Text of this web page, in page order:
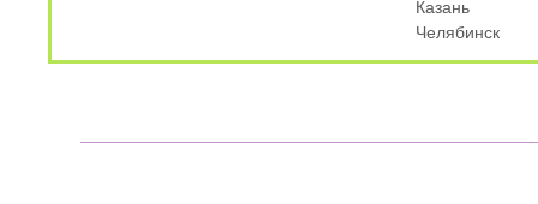
Казань
Челябинск